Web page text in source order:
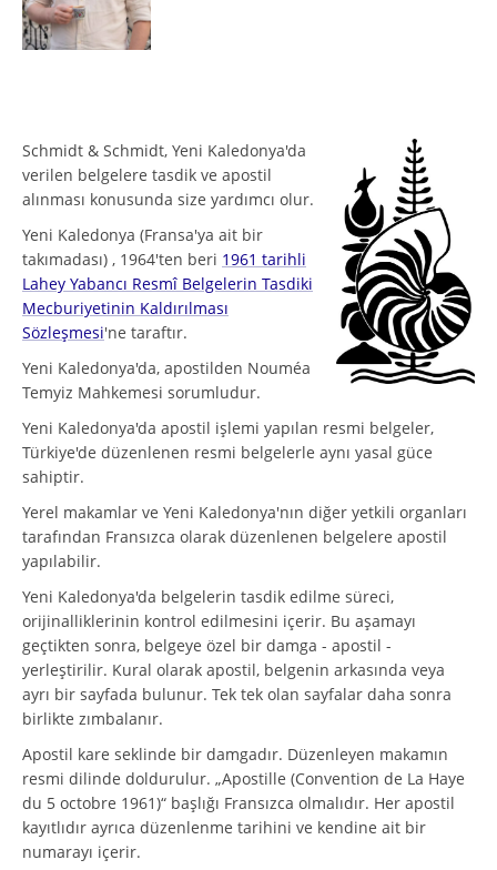
Schmidt & Schmidt, Yeni Kaledonya'da
verilen belgelere tasdik ve apostil
alınması konusunda size yardımcı olur.
Yeni Kaledonya (Fransa'ya ait bir
takımadası) , 1964'ten beri 1961 tarihli
Lahey Yabancı Resmî Belgelerin Tasdiki
Mecburiyetinin Kaldırılması
Sözleşmesi'ne taraftır.
Yeni Kaledonya'da, apostilden Nouméa
Temyiz Mahkemesi sorumludur.
Yeni Kaledonya'da apostil işlemi yapılan resmi belgeler,
Türkiye'de düzenlenen resmi belgelerle aynı yasal güce
sahiptir.
Yerel makamlar ve Yeni Kaledonya'nın diğer yetkili organları
tarafından Fransızca olarak düzenlenen belgelere apostil
yapılabilir.
Yeni Kaledonya'da belgelerin tasdik edilme süreci,
orijinalliklerinin kontrol edilmesini içerir. Bu aşamayı
geçtikten sonra, belgeye özel bir damga - apostil -
yerleştirilir. Kural olarak apostil, belgenin arkasında veya
ayrı bir sayfada bulunur. Tek tek olan sayfalar daha sonra
birlikte zımbalanır.
Apostil kare seklinde bir damgadır. Düzenleyen makamın
resmi dilinde doldurulur. „Apostille (Convention de La Haye
du 5 octobre 1961)“ başlığı Fransızca olmalıdır. Her apostil
kayıtlıdır ayrıca düzenlenme tarihini ve kendine ait bir
numarayı içerir.